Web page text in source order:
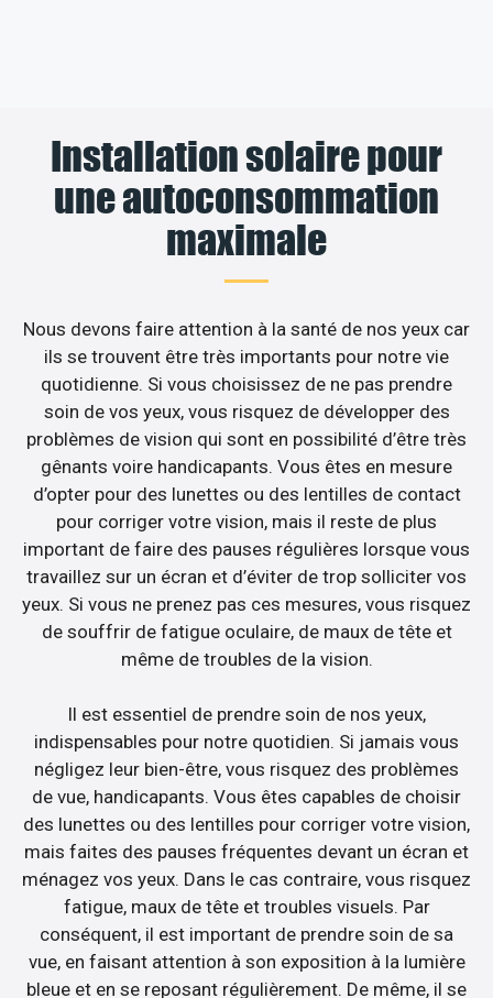
Installation solaire pour
une autoconsommation
maximale
Nous devons faire attention à la santé de nos yeux car
ils se trouvent être très importants pour notre vie
quotidienne. Si vous choisissez de ne pas prendre
soin de vos yeux, vous risquez de développer des
problèmes de vision qui sont en possibilité d’être très
gênants voire handicapants. Vous êtes en mesure
d’opter pour des lunettes ou des lentilles de contact
pour corriger votre vision, mais il reste de plus
important de faire des pauses régulières lorsque vous
travaillez sur un écran et d’éviter de trop solliciter vos
yeux. Si vous ne prenez pas ces mesures, vous risquez
de souffrir de fatigue oculaire, de maux de tête et
même de troubles de la vision.
Il est essentiel de prendre soin de nos yeux,
indispensables pour notre quotidien. Si jamais vous
négligez leur bien-être, vous risquez des problèmes
de vue, handicapants. Vous êtes capables de choisir
des lunettes ou des lentilles pour corriger votre vision,
mais faites des pauses fréquentes devant un écran et
ménagez vos yeux. Dans le cas contraire, vous risquez
fatigue, maux de tête et troubles visuels. Par
conséquent, il est important de prendre soin de sa
vue, en faisant attention à son exposition à la lumière
bleue et en se reposant régulièrement. De même, il se